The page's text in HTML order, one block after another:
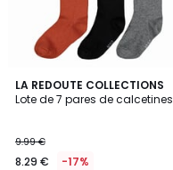
LA REDOUTE COLLECTIONS
Lote de 7 pares de calcetines
9.99 €
8.29 € -17%
4,6
/ 5